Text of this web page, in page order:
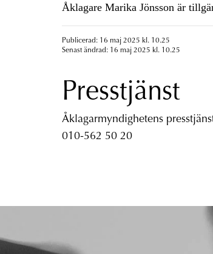
Åklagare Marika Jönsson är
Publicerad: 16 maj 2025 kl. 10.25
Senast ändrad: 16 maj 2025 kl. 10.25
Presstjänst
Åklagarmyndighetens
010-562 50 20